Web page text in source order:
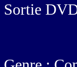
Sortie